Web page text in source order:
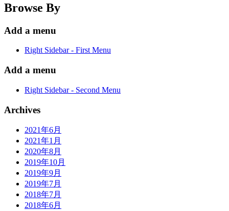
Browse By
Add a menu
Right Sidebar - First Menu
Add a menu
Right Sidebar - Second Menu
Archives
2021年6月
2021年1月
2020年8月
2019年10月
2019年9月
2019年7月
2018年7月
2018年6月